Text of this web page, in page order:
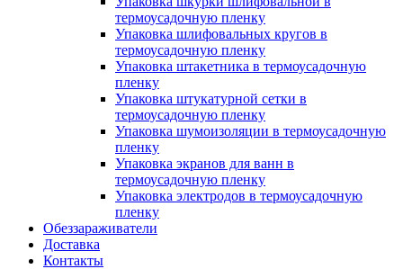
термоусадочную пленку
Упаковка шлифовальных кругов в
термоусадочную пленку
Упаковка штакетника в термоусадочную
пленку
Упаковка штукатурной сетки в
термоусадочную пленку
Упаковка шумоизоляции в термоусадочную
пленку
Упаковка экранов для ванн в
термоусадочную пленку
Упаковка электродов в термоусадочную
пленку
Обеззараживатели
Доставка
Контакты